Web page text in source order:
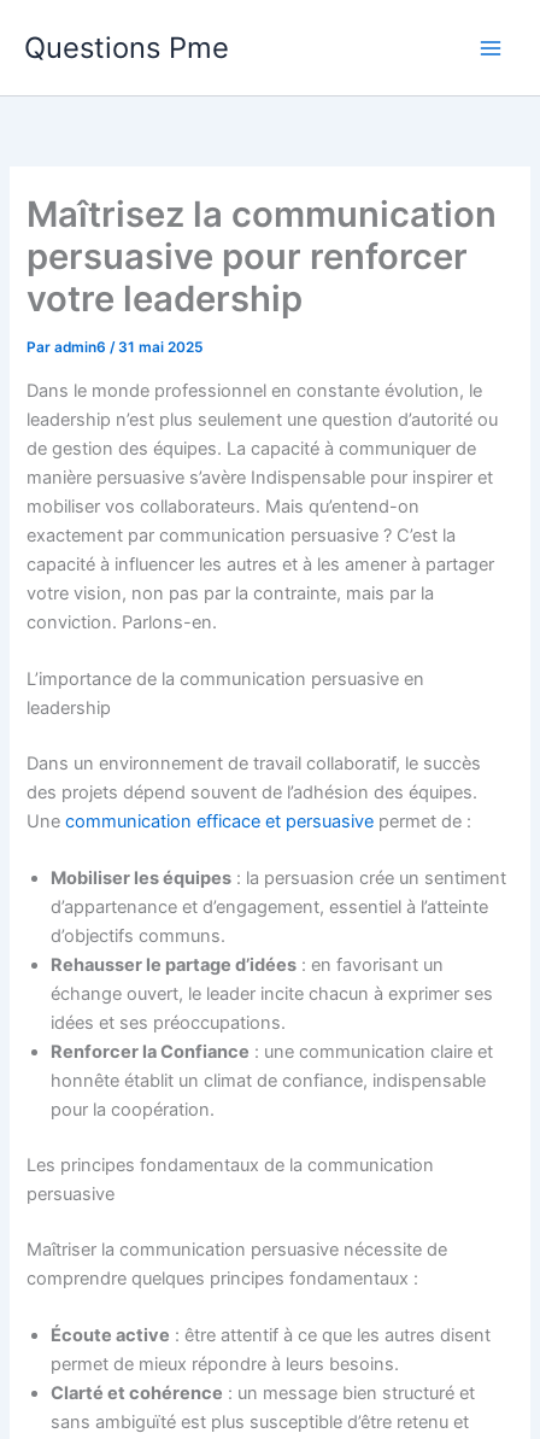
Questions Pme
Maîtrisez la communication
persuasive pour renforcer
votre leadership
Paradmin6/31 mai 2025
Dans le monde professionnel en constante évolution, le
leadership n’est plus seulement une question d’autorité ou
de gestion des équipes. La capacité à communiquer de
manière persuasive s’avère Indispensable pour inspirer et
mobiliser vos collaborateurs. Mais qu’entend-on
exactement par communication persuasive ? C’est la
capacité à influencer les autres et à les amener à partager
votre vision, non pas par la contrainte, mais par la
conviction. Parlons-en.
L’importance de la communication persuasive en
leadership
Dans un environnement de travail collaboratif, le succès
des projets dépend souvent de l’adhésion des équipes.
Unecommunication efficace et persuasive permet de :
Mobiliser les équipes : la persuasion crée un sentiment
d’appartenance et d’engagement, essentiel à l’atteinte
d’objectifs communs.
Rehausser le partage d’idées : en favorisant un
échange ouvert, le leader incite chacun à exprimer ses
idées et ses préoccupations.
Renforcer la Confiance : une communication claire et
honnête établit un climat de confiance, indispensable
pour la coopération.
Les principes fondamentaux de la communication
persuasive
Maîtriser la communication persuasive nécessite de
comprendre quelques principes fondamentaux :
Écoute active : être attentif à ce que les autres disent
permet de mieux répondre à leurs besoins.
Clarté et cohérence : un message bien structuré et
sans ambiguïté est plus susceptible d’être retenu et